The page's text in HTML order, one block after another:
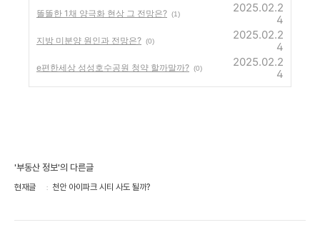
똘똘한 1채 양극화 현상 그 전망은? (1)
2025.02.2
4
지방 미분양 원인과 전망은? (0)
2025.02.2
4
e편한세상 성성호수공원 청약 할까말까? (0)
2025.02.2
4
'부동산 정보'의 다른글
현재글 천안 아이파크 시티 사도 될까?